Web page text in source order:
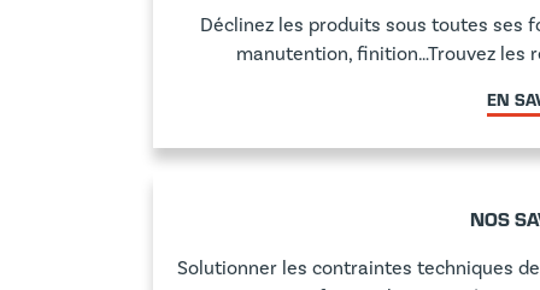
Déclinez les produits sous toutes ses
manutention, finition…Trouvez les
EN
NOS
Solutionner les contraintes techniques